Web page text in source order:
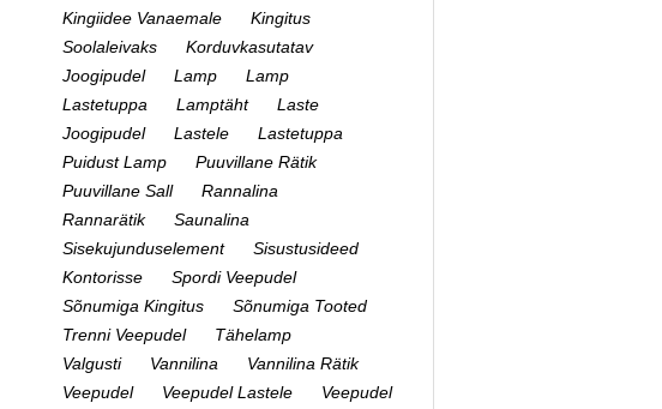
Kingiidee Vanaemale
Kingitus
Soolaleivaks
Korduvkasutatav
Joogipudel
Lamp
Lamp
Lastetuppa
Lamptäht
Laste
Joogipudel
Lastele
Lastetuppa
Puidust Lamp
Puuvillane Rätik
Puuvillane Sall
Rannalina
Rannarätik
Saunalina
Sisekujunduselement
Sisustusideed
Kontorisse
Spordi Veepudel
Sõnumiga Kingitus
Sõnumiga Tooted
Trenni Veepudel
Tähelamp
Valgusti
Vannilina
Vannilina Rätik
Veepudel
Veepudel Lastele
Veepudel